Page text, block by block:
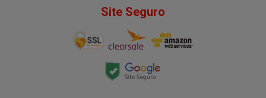
Site Seguro